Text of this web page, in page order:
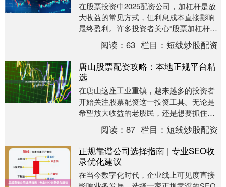
在股票投资中2025配资公司，加杠杆是放
大收益的常见方式，但利息成本直接影响
最终盈利。许多投资者关心“股票加杠杆利
息多少”，本文将详细对比按天、按月、按
年三种计....
阅读：63 栏目：短线炒股配资
唐山股票配资攻略：本地正规平台精
选
在唐山这座工业重镇，越来越多的投资者
开始关注股票配资这一投资工具。无论是
希望放大收益的老股民，还是想要抓住市
场机遇的新手，选择一家正规、安全的配
资平台都是成功的....
阅读：87 栏目：短线炒股配资
正规靠谱公司选择指南 | 专业SEO收
录优化建议
在当今数字化时代，企业线上可见度直接